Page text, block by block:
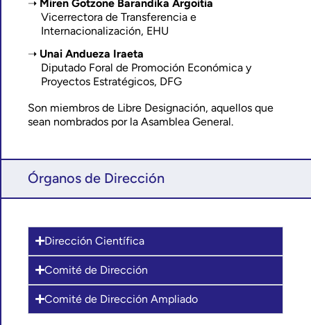
Miren Gotzone Barandika Argoitia
Vicerrectora de Transferencia e
Internacionalización, EHU
Unai Andueza Iraeta
Diputado Foral de Promoción Económica y
Proyectos Estratégicos, DFG
Son miembros de Libre Designación, aquellos que
sean nombrados por la Asamblea General.
Órganos de Dirección
Dirección Científica
Comité de Dirección
Comité de Dirección Ampliado